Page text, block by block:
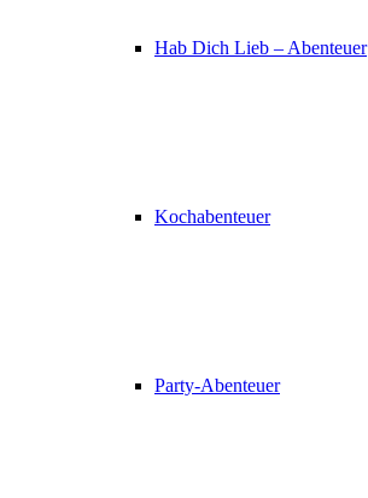
Hab Dich Lieb – Abenteuer
Kochabenteuer
Party-Abenteuer